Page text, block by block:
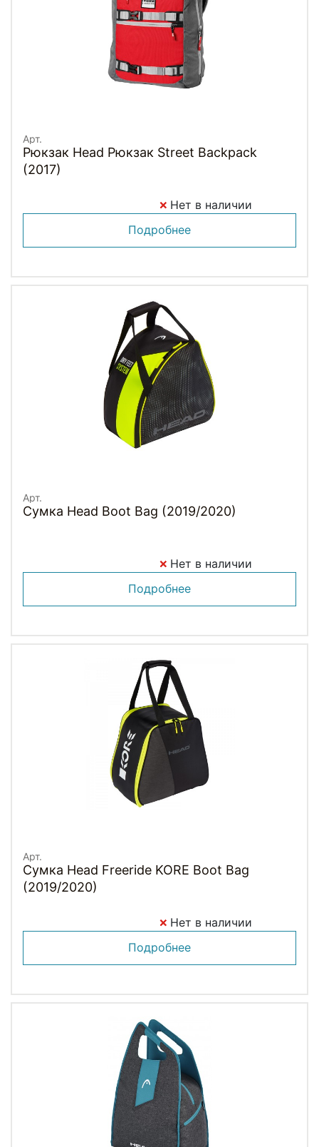
Арт.
Рюкзак Head Рюкзак Street Backpack
(2017)
Нет в наличии
Подробнее
Арт.
Сумка Head Boot Bag (2019/2020)
Нет в наличии
Подробнее
Арт.
Сумка Head Freeride KORE Boot Bag
(2019/2020)
Нет в наличии
Подробнее